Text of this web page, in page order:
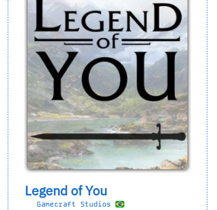
Legend of You
Gamecraft Studios